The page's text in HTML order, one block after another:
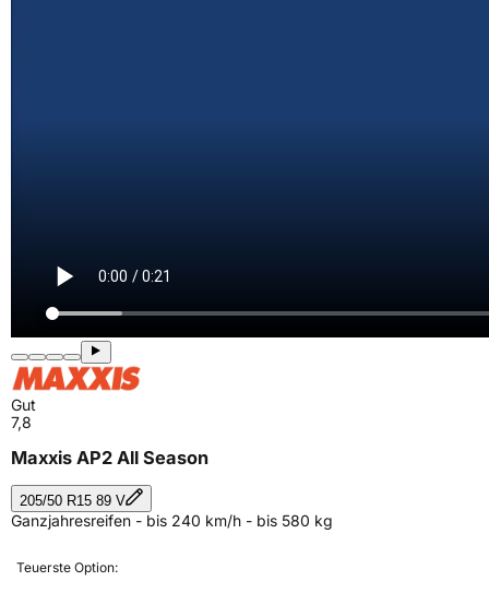
Gut
7,8
Maxxis AP2 All Season
205/50 R15 89 V
Ganzjahresreifen - bis 240 km/h - bis 580 kg
Teuerste Option: